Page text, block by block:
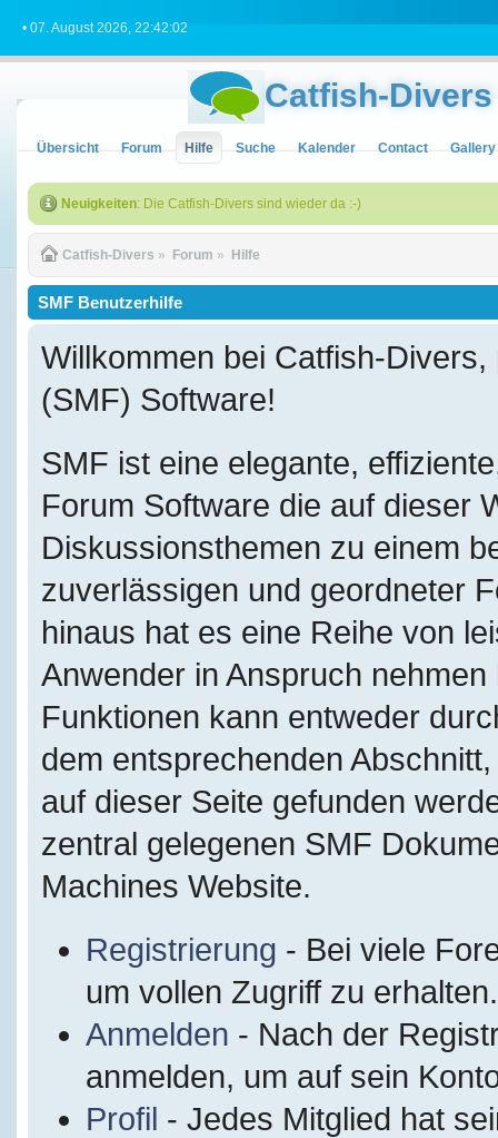
• 07. August 2026, 22:42:02
Catfish-Divers
Übersicht Forum Hilfe Suche Kalender Contact Gallery
Neuigkeiten: Die Catfish-Divers sind wieder da :-)
Catfish-Divers » Forum » Hilfe
SMF Benutzerhilfe
Willkommen bei Catfish-
(SMF) Software!
SMF ist eine elegante,
Forum Software die auf dieser
Diskussionsthemen zu einem
zuverlässigen und geordneter
hinaus hat es eine Reihe von
Anwender in Anspruch
Funktionen kann entweder
dem entsprechenden
auf dieser Seite gefunden
zentral gelegenen SMF
Machines Website.
Registrierung - Bei viele
um vollen Zugriff zu erhalten.
Anmelden - Nach der
anmelden, um auf sein
Profil - Jedes Mitglied hat